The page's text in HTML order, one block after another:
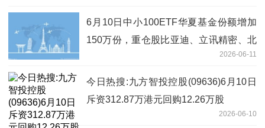
6月10日中小100ETF华夏基金份额增加
150万份，重仓股比亚迪、立讯精密、北
2026-06-11
今日热搜:九方智投控股(09636)6月10日
斥资312.87万港元回购12.26万股
2026-06-10